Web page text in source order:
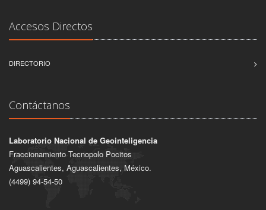
Accesos Directos
DIRECTORIO
Contáctanos
Laboratorio Nacional de Geointeligencia
Fraccionamiento Tecnopolo Pocitos
Aguascalientes, Aguascalientes, México.
(4499) 94-54-50